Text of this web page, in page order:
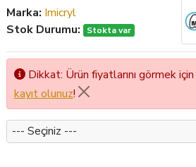
Marka: Imicryl
Stok Durumu:
Stokta var
Dikkat: Ürün fiyatlarını görmek için
kayıt olunuz!
Renk1